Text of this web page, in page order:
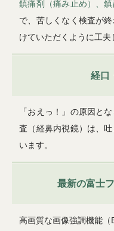
鎮痛剤（痛み止め）、
で、苦しくなく検査が
けていただくように工夫
経口
「おえっ！」の原因と
査（経鼻内視鏡）は、
います。
最新の富士
高画質な画像強調機能